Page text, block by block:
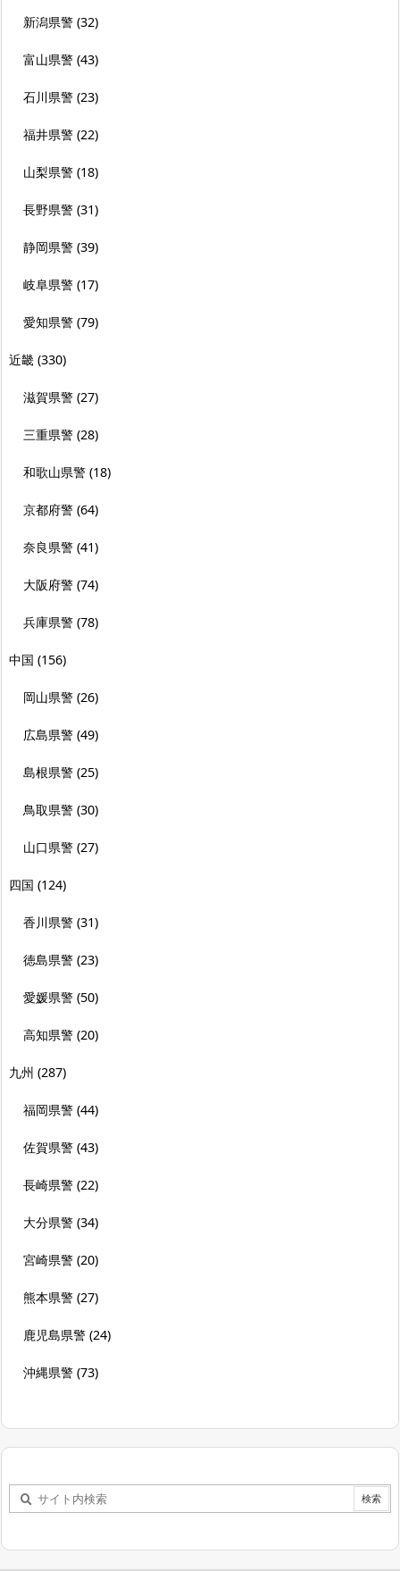
新潟県警 (32)
富山県警 (43)
石川県警 (23)
福井県警 (22)
山梨県警 (18)
長野県警 (31)
静岡県警 (39)
岐阜県警 (17)
愛知県警 (79)
近畿 (330)
滋賀県警 (27)
三重県警 (28)
和歌山県警 (18)
京都府警 (64)
奈良県警 (41)
大阪府警 (74)
兵庫県警 (78)
中国 (156)
岡山県警 (26)
広島県警 (49)
島根県警 (25)
鳥取県警 (30)
山口県警 (27)
四国 (124)
香川県警 (31)
徳島県警 (23)
愛媛県警 (50)
高知県警 (20)
九州 (287)
福岡県警 (44)
佐賀県警 (43)
長崎県警 (22)
大分県警 (34)
宮崎県警 (20)
熊本県警 (27)
鹿児島県警 (24)
沖縄県警 (73)